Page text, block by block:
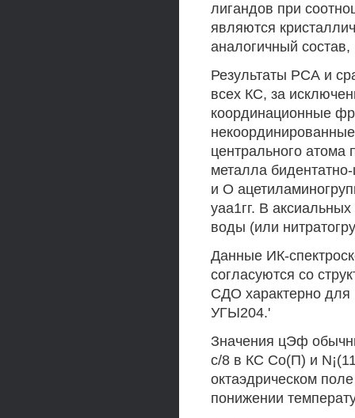
лигандов при
являются
аналогичный состав,
Результаты РСА и
всех КС, за
координационные
центрального атома
металла
и О
уаа1гг. В
воды (или
Данные ИК-
согласуются со
СДО характерно для
УГЫ204.'
Значения цЭф
с/8 в КС Со(П) и
октаэдрическом
понижении